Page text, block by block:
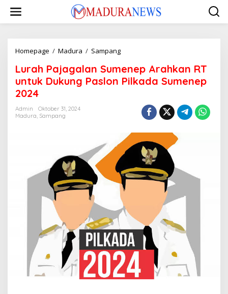
konten
Homepage / Madura / SampangLurah
Sumenep
Arahkan
RT
Dukung
Sumenep
2024
Lurah Pajagalan Sumenep Arahkan RT
untuk Dukung Paslon Pilkada Sumenep
2024
Admin
Oktober 31, 2024
Madura, Sampang